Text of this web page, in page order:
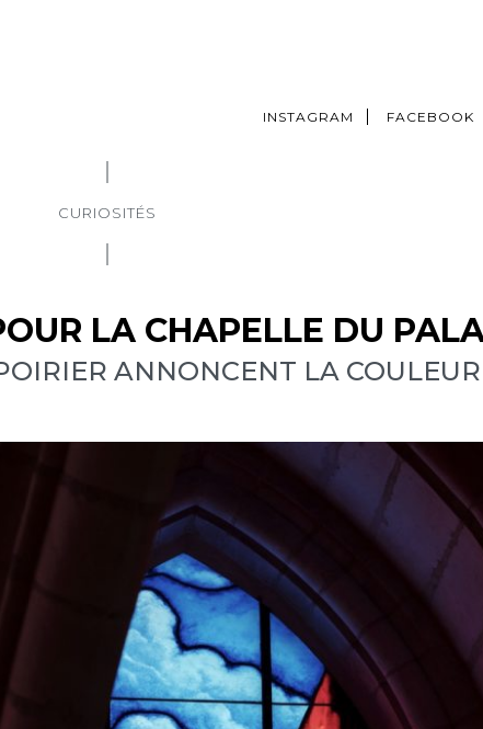
INSTAGRAM FACEBOOK
CURIOSITÉS
LA CHAPELLE DU
ANNONCENT LA COULEUR